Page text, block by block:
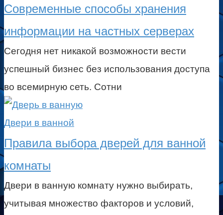
Современные способы хранения
информации на частных серверах
Сегодня нет никакой возможности вести
успешный бизнес без использования доступа
во всемирную сеть. Сотни
Двери в ванной
Правила выбора дверей для ванной
комнаты
Двери в ванную комнату нужно выбирать,
учитывая множество факторов и условий,